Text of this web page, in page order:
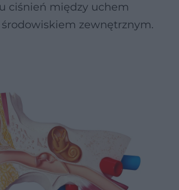
ciśnień między uchem
zewnętrznym.